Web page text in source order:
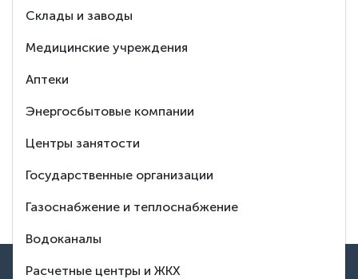
Склады и заводы
Медицинские учреждения
Аптеки
Энергосбытовые компании
Центры занятости
Государственные организации
Газоснабжение и теплоснабжение
Водоканалы
Расчетные центры и ЖКХ
на любой Ваш
вопрос
8 (495) 150-88-37
Заказать обратный звонок
Тех. поддержка